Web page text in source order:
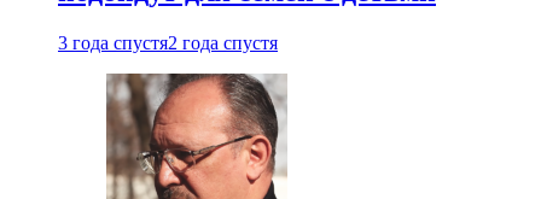
3 года спустя2 года спустя